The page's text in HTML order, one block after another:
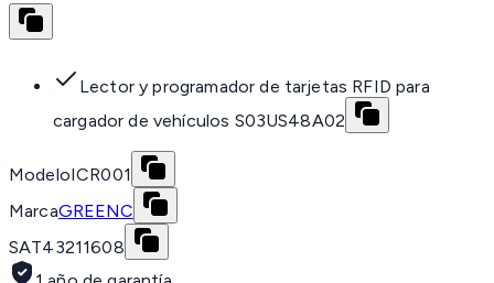
Lector y programador de tarjetas RFID para
cargador de vehículos S03US48A02
ModeloICR001
MarcaGREENC
SAT43211608